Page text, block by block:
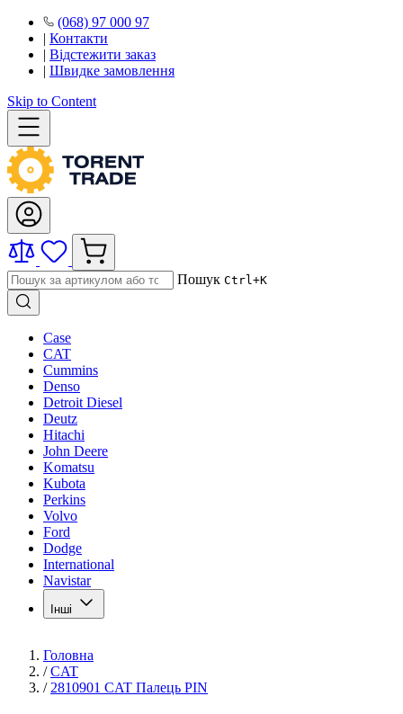
(068) 97 000 97
| Контакти
| Відстежити заказ
| Швидке замовлення
Skip to Content
Пошук Ctrl+K
Case
CAT
Cummins
Denso
Detroit Diesel
Deutz
Hitachi
John Deere
Komatsu
Kubota
Perkins
Volvo
Ford
Dodge
International
Navistar
Інші
Головна
/ CAT
/ 2810901 CAT Палець PIN